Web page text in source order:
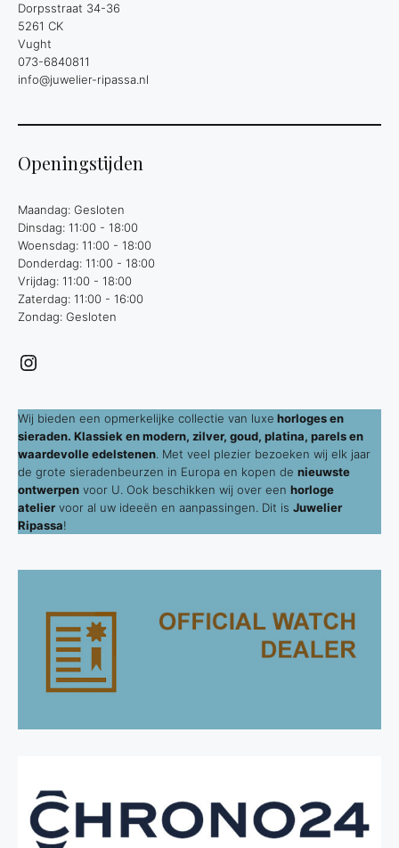
Dorpsstraat 34-36
5261 CK
Vught
073-6840811
info@juwelier-ripassa.nl
Openingstijden
Maandag: Gesloten
Dinsdag: 11:00 - 18:00
Woensdag: 11:00 - 18:00
Donderdag: 11:00 - 18:00
Vrijdag: 11:00 - 18:00
Zaterdag: 11:00 - 16:00
Zondag: Gesloten
Instagram
Wij bieden een opmerkelijke collectie van luxe horloges en
sieraden. Klassiek en modern, zilver, goud, platina, parels en
waardevolle edelstenen . Met veel plezier bezoeken wij elk jaar
de grote sieradenbeurzen in Europa en kopen de nieuwste
ontwerpen voor U. Ook beschikken wij over een horloge
atelier voor al uw ideeën en aanpassingen. Dit is Juwelier
Ripassa!